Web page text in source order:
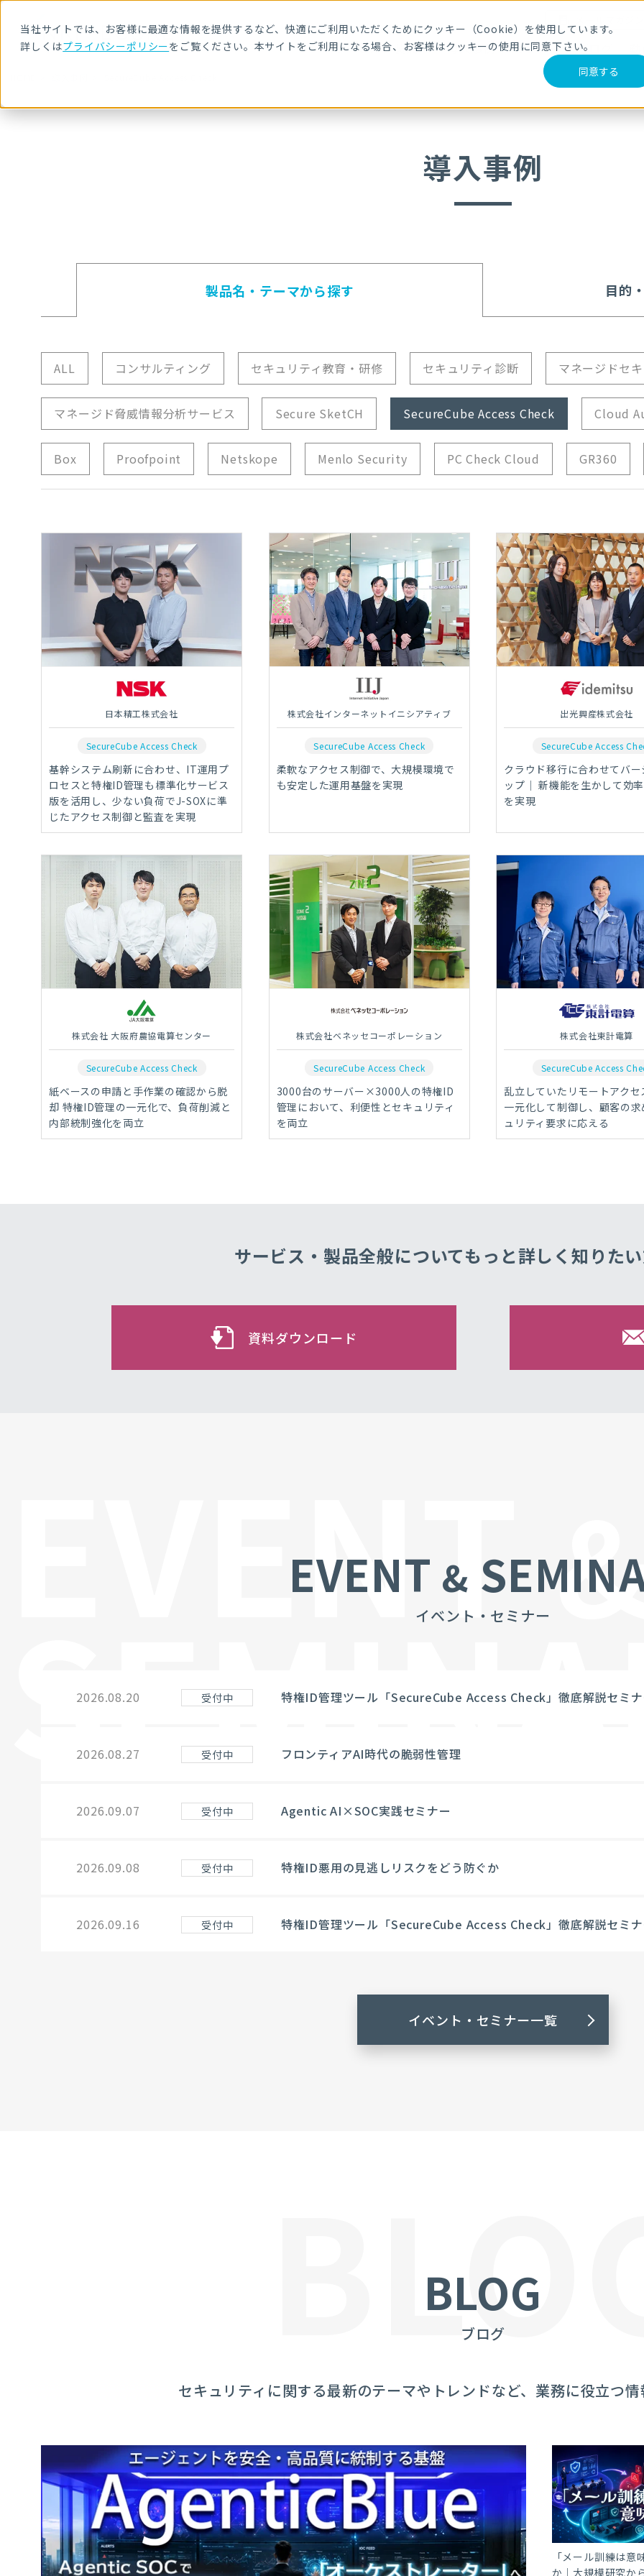
当社サイトでは、お客様に最適な情報を提供するなど、快適にご利用いただくためにクッキー（Cookie）を使用しています。
詳しくはプライバシーポリシーをご覧ください。本サイトをご利用になる場合、お客様はクッキーの使用に同意下さい。
同意する
メールマガジ
サービス・製品 導入事例 セミナー ブログ
導入事例
製品名・テーマから探す 目的
ALL コンサルティング セキュリティ教育・研修 セキュリティ診断 マネージドセ
マネージド脅威情報分析サービス Secure SketCH SecureCube Access Check Cloud
Box Proofpoint Netskope Menlo Security PC Check Cloud GR360
日本精工株式会社
SecureCube Access Check
基幹システム刷新に合わせ、IT運用プ
ロセスと特権ID管理も標準化サービス
版を活用し、少ない負荷でJ-SOXに準
じたアクセス制御と監査を実現
株式会社インターネットイニシアティブ
SecureCube Access Check
柔軟なアクセス制御で、大規模環境で
も安定した運用基盤を実現
出光興産株式会社
SecureCube Access
クラウド移行に合わせてバ
ップ｜ 新機能を生かして効
を実現
株式会社 大阪府農協電算センター
SecureCube Access Check
紙ベースの申請と手作業の確認から脱
却 特権ID管理の一元化で、負荷削減と
内部統制強化を両立
株式会社ベネッセコーポレーション
SecureCube Access Check
3000台のサーバー×3000人の特権ID
管理において、利便性とセキュリティ
を両立
株式会社東計電算
SecureCube Access
乱立していたリモートアクセ
一元化して制御し、顧客の
ュリティ要求に応える
サービス・製品全般についてもっと詳しく知りた
資料ダウンロード
EVENT
EVENT &
イベント・セミナー
2026.08.20 受付中 特権ID管理ツール「SecureCube Access Check」徹底解説セミ
2026.08.27 受付中 フロンティアAI時代の脆弱性管理
2026.09.07 受付中 Agentic AI×SOC実践セミナー
2026.09.08 受付中 特権ID悪用の見逃しリスクをどう防ぐか
2026.09.16 受付中 特権ID管理ツール「SecureCube Access Check」徹底解説セミ
イベント・セミナー一覧
BLOG
BLOG
ブログ
セキュリティに関する最新のテーマやトレンドなど、業務に役立つ情
「メール訓練は意
か｜大規模研究か